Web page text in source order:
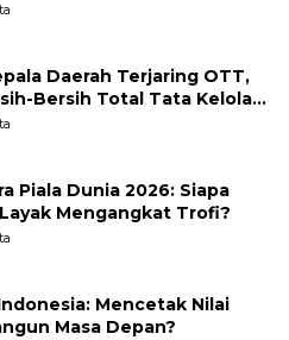
Daerah Terjaring OTT,
Bersih Total Tata Kelola
Piala Dunia 2026: Siapa
Mengangkat Trofi?
Mencetak Nilai
Masa Depan?